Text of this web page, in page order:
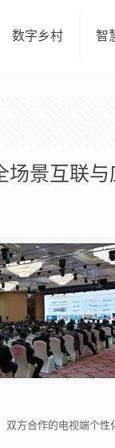
数字乡村 智
场景互联
方合作的电视端个